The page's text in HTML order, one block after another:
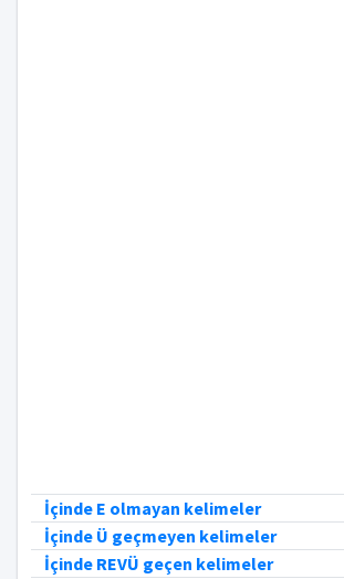
İçinde E olmayan kelimeler
İçinde Ü geçmeyen kelimeler
İçinde REVÜ geçen kelimeler